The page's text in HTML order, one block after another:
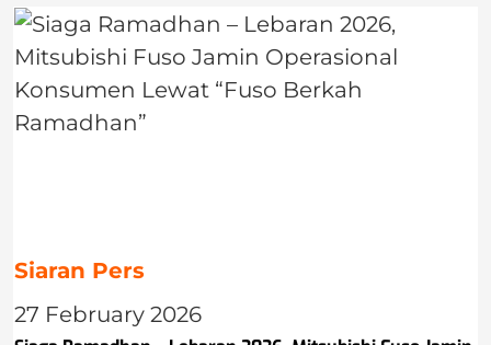
Siaran Pers
27 February 2026